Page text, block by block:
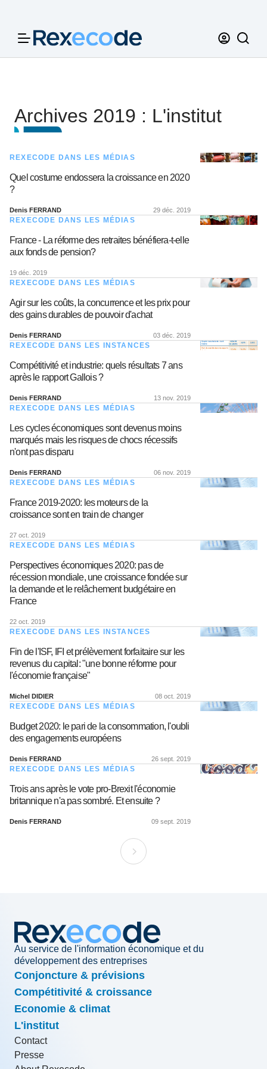
Archives 2019 : L'institut
REXECODE DANS LES MÉDIAS
Quel costume endossera la croissance en 2020
?
Denis FERRAND 29 déc. 2019
REXECODE DANS LES MÉDIAS
France - La réforme des retraites bénéfiera-t-elle
aux fonds de pension?
19 déc. 2019
REXECODE DANS LES MÉDIAS
Agir sur les coûts, la concurrence et les prix pour
des gains durables de pouvoir d'achat
Denis FERRAND 03 déc. 2019
REXECODE DANS LES INSTANCES
Compétitivité et industrie: quels résultats 7 ans
après le rapport Gallois ?
Denis FERRAND 13 nov. 2019
REXECODE DANS LES MÉDIAS
Les cycles économiques sont devenus moins
marqués mais les risques de chocs récessifs
n'ont pas disparu
Denis FERRAND 06 nov. 2019
REXECODE DANS LES MÉDIAS
France 2019-2020: les moteurs de la
croissance sont en train de changer
27 oct. 2019
REXECODE DANS LES MÉDIAS
Perspectives économiques 2020: pas de
récession mondiale, une croissance fondée sur
la demande et le relâchement budgétaire en
France
22 oct. 2019
REXECODE DANS LES INSTANCES
Fin de l'ISF, IFI et prélèvement forfaitaire sur les
revenus du capital: "une bonne réforme pour
l'économie française"
Michel DIDIER 08 oct. 2019
REXECODE DANS LES MÉDIAS
Budget 2020: le pari de la consommation, l'oubli
des engagements européens
Denis FERRAND 26 sept. 2019
REXECODE DANS LES MÉDIAS
Trois ans après le vote pro-Brexit l'économie
britannique n'a pas sombré. Et ensuite ?
Denis FERRAND 09 sept. 2019
Au service de l'information économique et du
développement des entreprises
Conjoncture & prévisions
Compétitivité & croissance
Economie & climat
L'institut
Contact
Presse